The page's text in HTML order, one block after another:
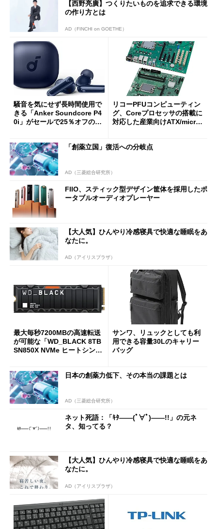
【西野亮廣】つくりたいものを追求できる環境
の作り方とは
AD（FINCHI on GOETHE）
騒音を気にせず長時間使用で
きる「Anker Soundcore P4
0i」がセールで25％オフの59
リコーPFUコンピューティン
グ、Coreプロセッサの搭載に
対応した産業向けATX/micro
「創薬立国」復活への分岐点
AD（三菱総合研究所）
FIIO、スティック型デザイン筐体を採用したポ
ータブルオーディオプレーヤー
【大人気】ひんやり冷感寝具で快適な睡眠をあ
なたに。
AD（アイリスプラザ）
最大毎秒7200MBの高速転送
が可能な「WD_BLACK 8TB
SN850X NVMe ヒートシンク
サンワ、リュックとしても利
用できる容量30Lのキャリー
バッグ
日本の創薬力低下、その本当の課題とは
AD（三菱総合研究所）
ネット死語：「ｷﾀ――(ﾟ∀ﾟ)――!!」の元ネ
タ、知ってる？
【大人気】ひんやり冷感寝具で快適な睡眠をあ
なたに。
AD（アイリスプラザ）